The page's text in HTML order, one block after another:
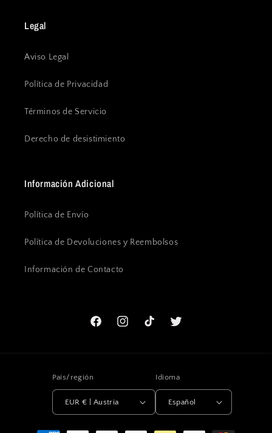
Legal
Aviso Legal
Política de Privacidad
Términos de Servicio
Derecho de desistimiento
Información Adicional
Política de Envío
Política de Devoluciones y Reembolsos
Información de Contacto
FacebookInstagramTikTok Twitter
País/región
EUR € | Austria
Idioma
Español